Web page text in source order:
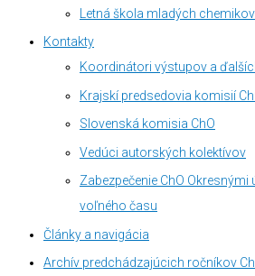
Letná škola mladých chemikov
Kontakty
Koordinátori výstupov a
Krajskí predsedovia komisií
Slovenská komisia ChO
Vedúci autorských kolektívov
Zabezpečenie ChO Okresnými
voľného času
Články a navigácia
Archív predchádzajúcich ročníkov